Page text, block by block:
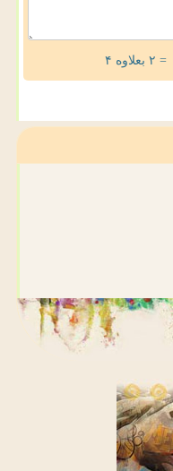
= ۲ بعلاوه ۴